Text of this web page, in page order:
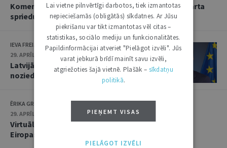
Komentārs par Satversmes tiesas 2025. gada 14. marta
spriedumu
IEVA FREIJA-PEKATI
29. APRĪLIS 2025
Latvijā ir veiksmīgi atrisināta
noziedzīgi iegūtu līdzekļu atgūšana
ĒRIKA GRIBONIKA
29. APRĪLIS 2025
Virtuālās pasaules tepat līdzās: “kibermazgāšana”
Eiropas Savienībā
Lai vietne pilnvērtīgi darbotos, tiek izmantotas
nepieciešamās (obligātās) sīkdatnes. Ar Jūsu
piekrišanu var tikt izmantotas vēl citas –
statistikas, sociālo mediju un funkcionalitātes.
Papildinformācijai atveriet "Pielāgot izvēli". Jūs
varat jebkurā brīdī mainīt savu izvēli,
atgriežoties šajā vietnē. Plašāk – sīkdatņu
politikā.
PIEŅEMT VISAS
PIELĀGOT IZVĒLI